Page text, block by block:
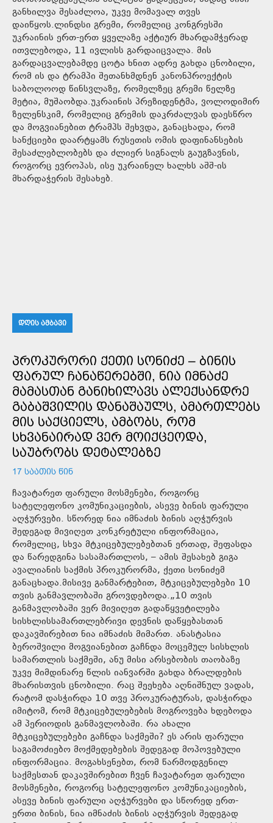
განხილვა შესაძლოა, უკვე მომავალ თვეს
დაიწყოს.ლინდსი გრემი, რომელიც კონგრესში
უკრაინის ერთ-ერთ ყველაზე აქტიურ მხარდამჭერად
ითვლებოდა, 11 ივლისს გარდაიცვალა. მის
გარდაცვალებამდე ცოტა ხნით ადრე გახდა ცნობილი,
რომ ის და ტრამპი შეთანხმდნენ კანონპროექტის
საბოლოოდ წინსვლაზე, რომელზეც გრემი წელზე
მეტია, მუშაობდა.უკრაინის პრეზიდენტმა, ვოლოდიმირ
ზელენსკიმ, რომელიც გრემის დაკრძალვას დაესწრო
და მოგვიანებით ტრამპს შეხვდა, განაცხადა, რომ
სანქციები დაარტყამს რუსეთის ომის დაფინანსების
შესაძლებლობებს და ძლიერ სიგნალს გაუგზავნის,
როგორც ევროპას, ისე უკრაინელ ხალხს აშშ-ის
მხარდაჭერის შესახებ.
ᲓᲦᲘᲡ ᲐᲛᲑᲐᲕᲘ
ᲞᲠᲝᲙᲣᲠᲝᲠᲘ ᲥᲔᲗᲘ ᲡᲝᲜᲘᲫᲔ – ᲑᲘᲜᲘᲡ
ᲤᲐᲠᲣᲚ ᲩᲐᲜᲐᲬᲔᲠᲔᲑᲨᲘ, ᲜᲘᲐ ᲘᲛᲜᲐᲫᲔ
ᲛᲐᲛᲐᲡᲗᲐᲜ ᲒᲐᲜᲘᲮᲘᲚᲐᲕᲡ ᲐᲚᲔᲥᲡᲐᲜᲓᲠᲔ
ᲒᲐᲑᲐᲨᲕᲘᲚᲘᲡ ᲓᲐᲜᲐᲨᲐᲣᲚᲡ, ᲐᲛᲐᲠᲗᲚᲔᲑᲡ
ᲛᲘᲡ ᲡᲐᲥᲪᲘᲔᲚᲡ, ᲐᲛᲑᲝᲑᲡ, ᲠᲝᲛ
ᲡᲮᲕᲐᲜᲐᲘᲠᲐᲓ ᲕᲔᲠ ᲛᲝᲘᲥᲪᲔᲝᲓᲐ,
ᲡᲐᲣᲑᲠᲝᲑᲡ ᲓᲔᲢᲐᲚᲔᲑᲖᲔ
17 ᲡᲐᲐᲗᲘᲡ ᲬᲘᲜ
ჩავატარეთ ფარული მოსმენები, როგორც
სატელეფონო კომუნიკაციების, ასევე ბინის ფარული
აღჭურვები. სწორედ ნია იმნაძის ბინის აღჭურვის
შედეგად მივიღეთ კონკრეტული ინფორმაცია,
რომელიც, სხვა მტკიცებულებებთან ერთად, შეფასდა
და წარედგინა სასამართლოს, – ამის შესახებ გიგა
ავალიანის საქმის პროკურორმა, ქეთი სონიძემ
განაცხადა.მისივე განმარტებით, მტკიცებულებები 10
თვის განმავლობაში გროვდებოდა.„10 თვის
განმავლობაში ვერ მივიღეთ გადაწყვეტილება
სისხლისსამართლებრივი დევნის დაწყებასთან
დაკავშირებით ნია იმნაძის მიმართ. ანასტასია
ბეროშვილი მოგვიანებით გაჩნდა მოცემულ სისხლის
სამართლის საქმეში, ანუ მისი არსებობის თაობაზე
უკვე მიმდინარე წლის იანვარში გახდა ბრალდების
მხარისთვის ცნობილი. რაც შეეხება აღნიშნულ ვადას,
რატომ დასჭირდა 10 თვე პროკურატურას, დასჭირდა
იმიტომ, რომ მტკიცებულებების მოგროვება ხდებოდა
ამ პერიოდის განმავლობაში. რა ახალი
მტკიცებულებები გაჩნდა საქმეში? ეს არის ფარული
საგამოძიებო მოქმედებების შედეგად მოპოვებული
ინფორმაცია. მოგახსენებთ, რომ წარმოდგენილ
საქმესთან დაკავშირებით ჩვენ ჩავატარეთ ფარული
მოსმენები, როგორც სატელეფონო კომუნიკაციების,
ასევე ბინის ფარული აღჭურვები და სწორედ ერთ-
ერთი ბინის, ნია იმნაძის ბინის აღჭურვის შედეგად